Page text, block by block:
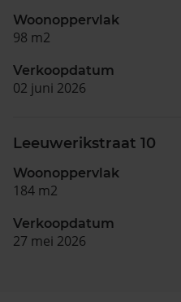
Woonoppervlak
98 m2
Verkoopdatum
02 juni 2026
Leeuwerikstraat 10
Woonoppervlak
184 m2
Verkoopdatum
27 mei 2026